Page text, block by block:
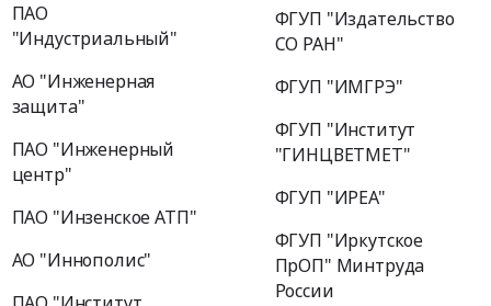
ПАО
"Индустриальный"
АО "Инженерная
защита"
ПАО "Инженерный
центр"
ПАО "Инзенское АТП"
АО "Иннополис"
ФГУП "Издательство
СО РАН"
ФГУП "ИМГРЭ"
ФГУП "Институт
"ГИНЦВЕТМЕТ"
ФГУП "ИРЕА"
ФГУП "Иркутское
ПрОП" Минтруда
России